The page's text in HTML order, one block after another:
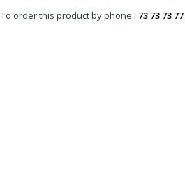
To order this product by phone : 73 73 73